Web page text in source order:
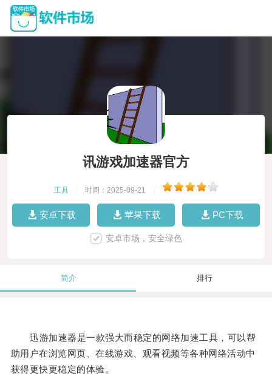
讯游戏加速器官方
工具 时间：2025-09-21
安卓下载 苹果下载 PC下载
安卓市场，安全绿色
简介 排行
迅游加速器是一款强大而稳定的网络加速工具，可以帮
助用户在浏览网页、在线游戏、观看视频等各种网络活动中
获得更快更稳定的体验。